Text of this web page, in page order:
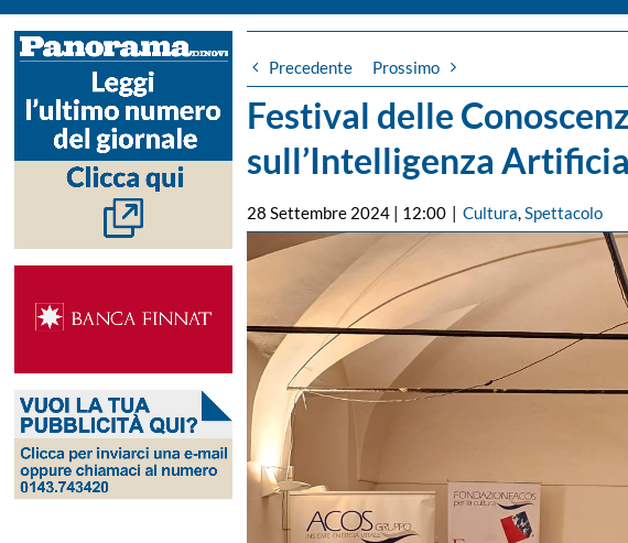
Precedente Prossimo
Festival delle
sull’Intelligenza
28 Settembre 2024 | 12:00 | Cultura,Spettacolo
Ingrandisci